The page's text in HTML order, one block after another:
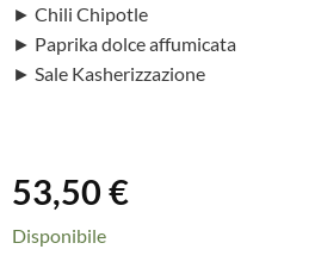
► Chili Chipotle
► Paprika dolce affumicata
► Sale Kasherizzazione
53,50 €
Disponibile